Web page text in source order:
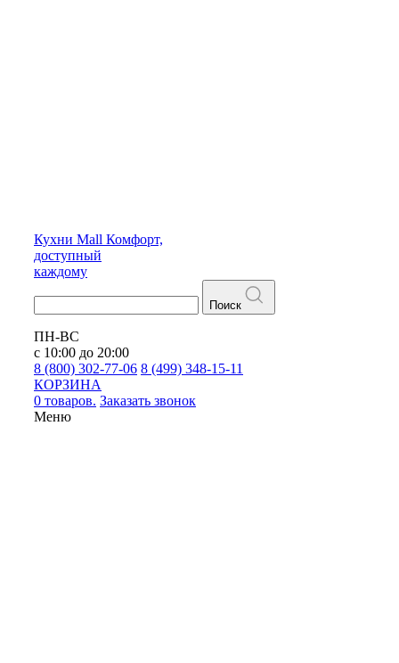
Кухни Mall Комфорт,
доступный
каждому
Поиск
ПН-ВС
с 10:00 до 20:00
8 (800) 302-77-06 8 (499) 348-15-11
КОРЗИНА
0 товаров. Заказать звонок
Меню